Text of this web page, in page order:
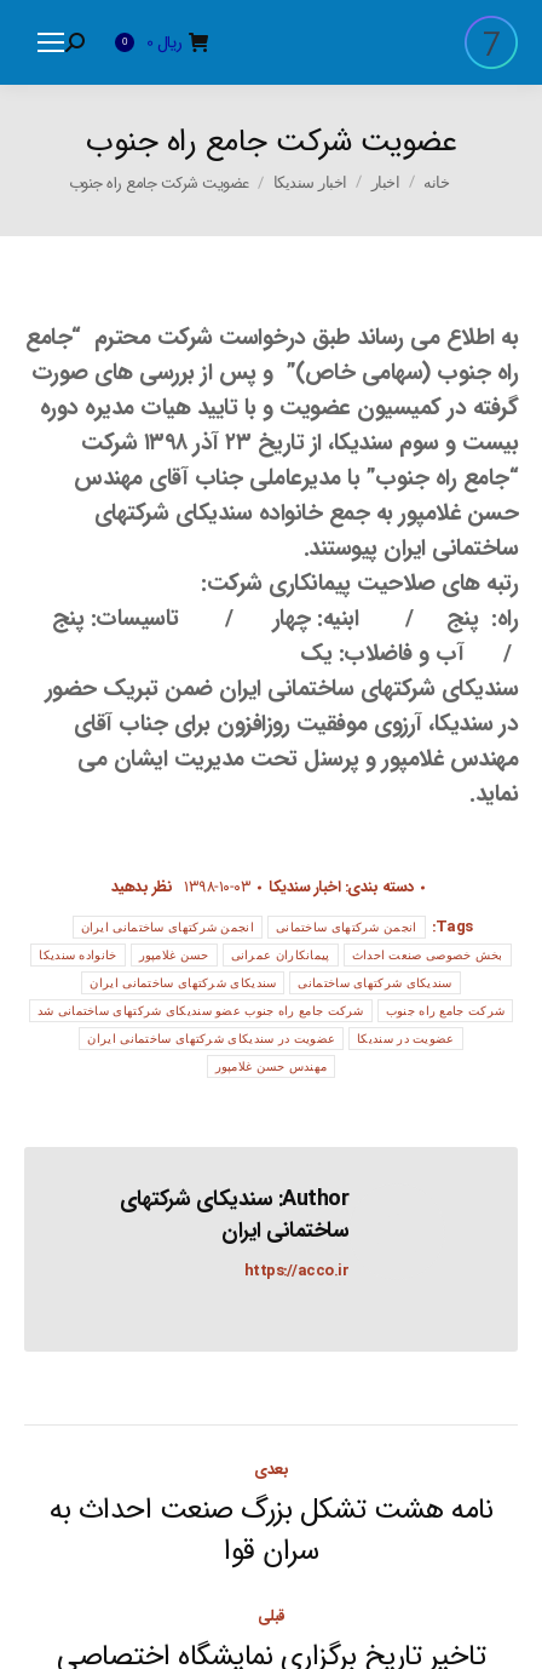
ریال 0
Search:
عضویت شرکت جامع راه جنوب
You are here:
خانه اخبار اخبار سندیکا عضویت شرکت جامع راه جنوب
به اطلاع می رساند طبق درخواست شرکت محترم “جامع
راه جنوب (سهامی خاص)” و پس از بررسی های صورت
گرفته در کمیسیون عضویت و با تایید هیات مدیره دوره
بیست و سوم سندیکا، از تاریخ ۲۳ آذر ۱۳۹۸ شرکت
“جامع راه جنوب” با مدیرعاملی جناب آقای مهندس
حسن غلامپور به جمع خانواده سندیکای شرکتهای
ساختمانی ایران پیوستند.
رتبه های صلاحیت پیمانکاری شرکت:
راه: پنج / ابنیه: چهار / تاسیسات: پنج
/ آب و فاضلاب: یک
سندیکای شرکتهای ساختمانی ایران ضمن تبریک حضور
در سندیکا، آرزوی موفقیت روزافزون برای جناب آقای
مهندس غلامپور و پرسنل تحت مدیریت ایشان می
نماید.
دسته بندی:اخبار سندیکا ۱۳۹۸-۱۰-۰۳ نظر بدهید
Tags:
انجمن شرکتهای ساختمانی انجمن شرکتهای ساختمانی ایران
بخش خصوصی صنعت احداث پیمانکاران عمرانی حسن غلامپور خانواده سندیکا
سندیکای شرکتهای ساختمانی سندیکای شرکتهای ساختمانی ایران
شرکت جامع راه جنوب شرکت جامع راه جنوب عضو سندیکای شرکتهای ساختمانی شد
عضویت در سندیکا عضویت در سندیکای شرکتهای ساختمانی ایران
مهندس حسن غلامپور
Author: سندیکای شرکتهای
ساختمانی ایران
https://acco.ir
navigation
قبلی
تاخیر تاریخ برگزاری نمایشگاه اختصاصی
بعدی
Next
post:
نامه هشت تشکل بزرگ صنعت احداث به
سران قوا